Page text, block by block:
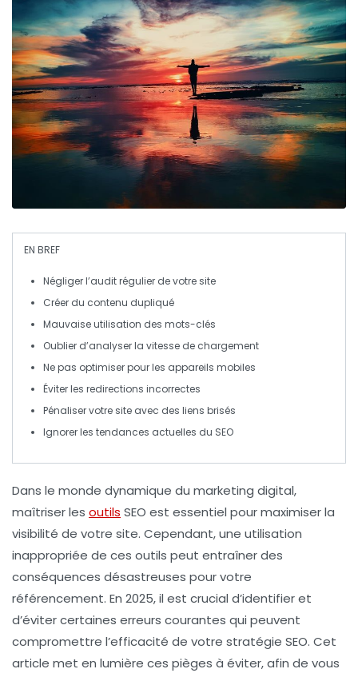
EN BREF
Négliger l’auditrégulier de votre site
Créer du contenu dupliqué
Mauvaise utilisation des mots-clés
Oublier d’analyserla vitesse de chargement
Ne pas optimiserpour les appareils mobiles
Éviter les redirections incorrectes
Pénaliservotre site avec des liens brisés
Ignorerles tendances actuelles du SEO
Dans le monde dynamique du marketing digital,
maîtriser les outils SEO est essentiel pour maximiser la
visibilité de votre site. Cependant, une utilisation
inappropriée de ces outils peut entraîner des
conséquences désastreuses pour votre
référencement. En 2025, il est crucial d’identifier et
d’éviter certaines erreurs courantes qui peuvent
compromettre l’efficacité de votre stratégie SEO. Cet
article met en lumière ces pièges à éviter, afin de vous